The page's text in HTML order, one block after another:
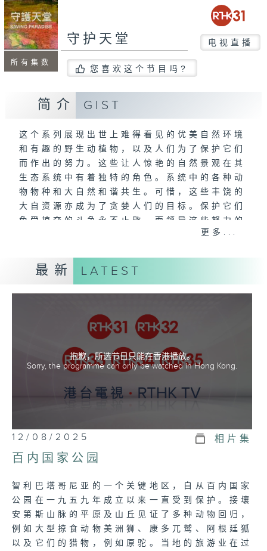
所有集数
守护天堂 电视直播
您喜欢这个节目吗?
简介 GIST
这个系列展现出世上难得看见的优美自然环境
和有趣的野生动植物，以及人们为了保护它们
而作出的努力。这些让人惊艳的自然景观在其
生态系统中有着独特的角色。系统中的各种动
物物种和大自然和谐共生。可惜，这些丰饶的
大自资源亦成为了贪婪人们的目标。保护它们
免受掠夺的斗争永不止歇，而领导这些努力的
人亦已成为我们这个时代的真正英雄。更多...
最新 LATEST
抱歉，所选节目只能在香港播放。
Sorry, the programme can only be watched in Hong Kong.
12/08/2025 相片集
百内国家公园
智利巴塔哥尼亚的一个关键地区，自从百内国家
公园在一九五九年成立以来一直受到保护。接壤
安第斯山脉的平原及山丘见证了多种动物回归，
例如大型掠食动物美洲狮、康多兀鹫、阿根廷狐
以及它们的猎物，例如原驼。当地的旅游业在过